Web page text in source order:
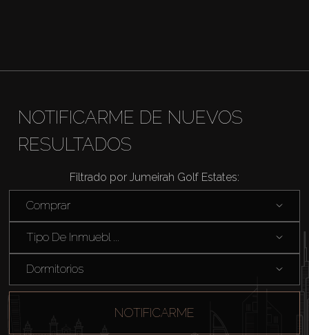
Agentes
About Us
NOTIFICARME DE NUEVOS
RESULTADOS
Filtrado por Jumeirah Golf Estates:
Comprar
Tipo De Inmuebl ...
Dormitorios
NOTIFICARME